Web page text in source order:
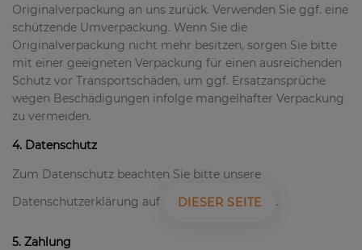
Originalverpackung an uns zurück. Verwenden Sie ggf. eine
schützende Umverpackung. Wenn Sie die
Originalverpackung nicht mehr besitzen, sorgen Sie bitte
mit einer geeigneten Verpackung für einen ausreichenden
Schutz vor Transportschäden, um ggf. Ersatzansprüche
wegen Beschädigungen infolge mangelhafter Verpackung
zu vermeiden.
4. Datenschutz
Zum Datenschutz beachten Sie bitte unsere
Datenschutzerklärung auf
DIESER SEITE .
5. Zahlung